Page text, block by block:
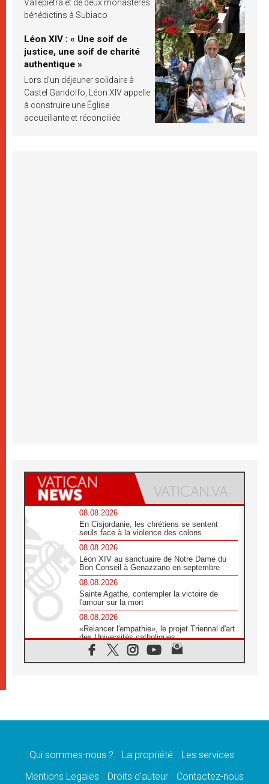
Vallepietra et de deux monastères
bénédictins à Subiaco
Léon XIV : « Une soif de
justice, une soif de charité
authentique »
Lors d’un déjeuner solidaire à
Castel Gandolfo, Léon XIV appelle
à construire une Église
accueillante et réconciliée
08.08.2026
En Cisjordanie, les chrétiens se sentent
seuls face à la violence des colons
08.08.2026
Léon XIV au sanctuaire de Notre Dame du
Bon Conseil à Genazzano en septembre
08.08.2026
Sainte Agathe, contempler la victoire de
l'amour sur la mort
08.08.2026
«Relancer l'empathie», le projet Triennal d'art
des Universités catholiques
08.08.2026
Signis 2026, donner la parole aux religieuses
07.08.2026
07.08.2026
de l'Assomption et mémoire nationale
Qui sommes-nous ? La propriété
Les services
Mentions Legales
Droits d’auteur Contactez-nous